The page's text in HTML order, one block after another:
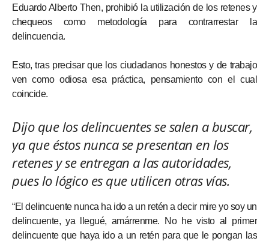
Eduardo Alberto Then, prohibió la utilización de los retenes y
chequeos como metodología para contrarrestar la
delincuencia.
Esto, tras precisar que los ciudadanos honestos y de trabajo
ven como odiosa esa práctica, pensamiento con el cual
coincide.
Dijo que los delincuentes se salen a buscar,
ya que éstos nunca se presentan en los
retenes y se entregan a las autoridades,
pues lo lógico es que utilicen otras vías.
“El delincuente nunca ha ido a un retén a decir mire yo soy un
delincuente, ya llegué, amárrenme. No he visto al primer
delincuente que haya ido a un retén para que le pongan las